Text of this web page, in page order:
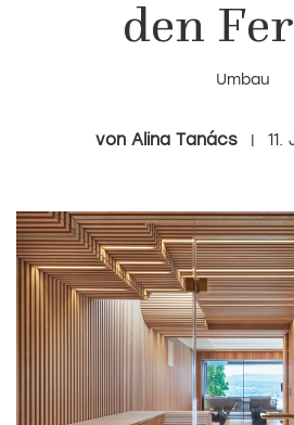
den
Umbau
Alina Tanács 11.